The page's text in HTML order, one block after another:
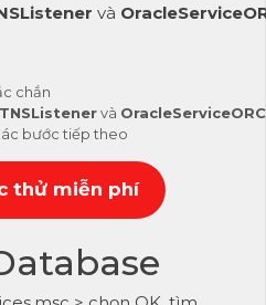
và
chắn
và
bước tiếp theo
thử miễn phí